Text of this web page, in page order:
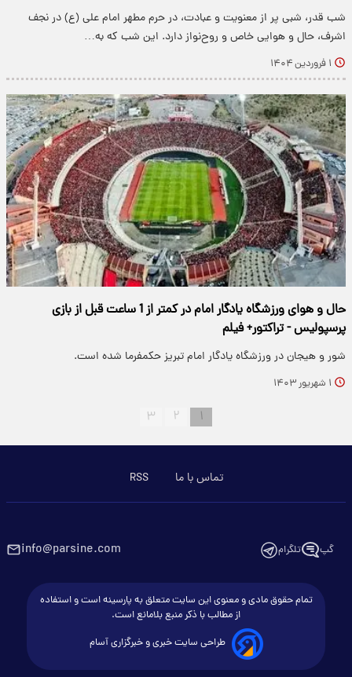
شب قدر، شبی پر از معنویت و عبادت، در حرم مطهر امام علی (ع) در نجف
اشرف، حال و هوایی خاص و روح‌نواز دارد. این شب که به…
۱ فروردین ۱۴۰۴
حال و هوای ورزشگاه یادگار امام در کمتر از 1 ساعت قبل از بازی
پرسپولیس - تراکتور​+ فیلم
شور و هیجان در ورزشگاه یادگار امام تبریز حکمفرما شده است.
۱ شهریور ۱۴۰۳
۱ ۲ ۳
تماس با ما RSS
گپ تلگرام info@parsine.com
تمام حقوق مادی و معنوی این سایت متعلق به پارسینه است و استفاده
از مطالب با ذکر منبع بلامانع است.
طراحی سایت خبری و خبرگزاری آسام